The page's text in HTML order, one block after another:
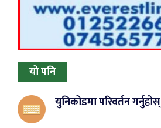
यो पनि
युनिकोडमा परिवर्तन गर्नुहोस्